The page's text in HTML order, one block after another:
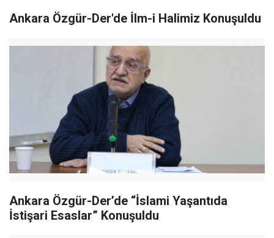
Ankara Özgür-Der'de İlm-i Halimiz Konuşuldu
Ankara Özgür-Der’de “İslami Yaşantıda
İstişari Esaslar” Konuşuldu